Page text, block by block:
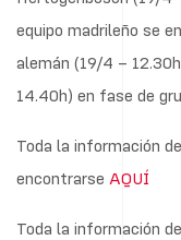
equipo madrileño se
alemán (19/4 –
14.40h) en fase de
Toda la información
encontrarse AQUÍ
Toda la información